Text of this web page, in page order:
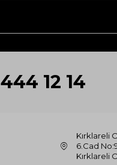
444 12 14
Kırklareli
6.Cad
Kırklareli